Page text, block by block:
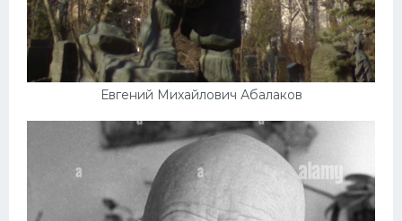
Евгений Михайлович Абалаков